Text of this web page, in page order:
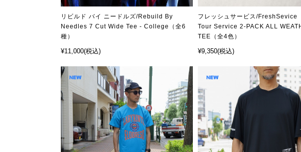
リビルド バイ ニードルズ/Rebuild By
Needles 7 Cut Wide Tee - College（全6
種）
¥11,000(税込)
フレッシュサービス/
Tour Service 2-PACK ALL
TEE（全4色）
¥9,350(税込)